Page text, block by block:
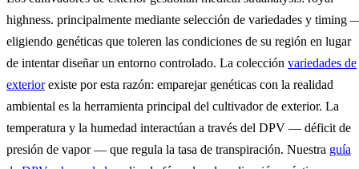
highness. principalmente mediante selección de variedades y timing
eligiendo genéticas que toleren las condiciones de su región en lugar
de intentar diseñar un entorno controlado. La colección variedades de
exteriorexiste por esta razón: emparejar genéticas con la realidad
ambiental es la herramienta principal del cultivador de exterior. La
temperatura y la humedad interactúan a través del DPV — déficit de
presión de vapor — que regula la tasa de transpiración. Nuestra guía